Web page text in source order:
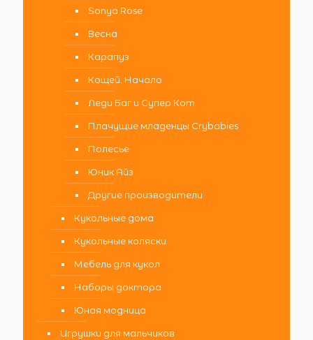
Sonya Rose
Весна
Карапуз
Кощей. Начало
Леди Баг и Супер Кот
Плачущие младенцы Crybabies
Полесье
Юник Айз
Другие производители
Кукольные дома
Кукольные коляски
Мебель для кукол
Наборы доктора
Юная модница
Игрушки для мальчиков